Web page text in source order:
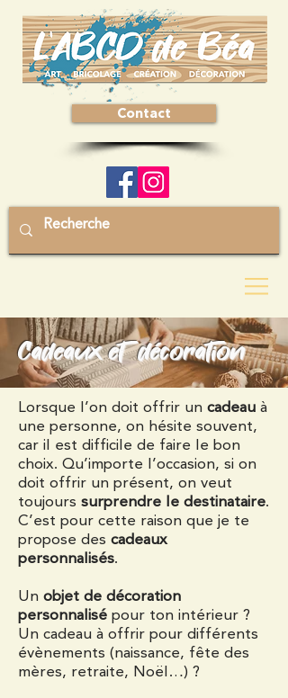
Contact
Cadeaux et décoration
Lorsque l’on doit offrir un cadeau à
une personne, on hésite souvent,
car il est difficile de faire le bon
choix. Qu’importe l’occasion, si on
doit offrir un présent, on veut
toujours surprendre le destinataire.
C’est pour cette raison que je te
propose des cadeaux
personnalisés.
Un objet de décoration
personnalisé pour ton intérieur ?
Un cadeau à offrir pour différents
évènements (naissance, fête des
mères, retraite, Noël…) ?